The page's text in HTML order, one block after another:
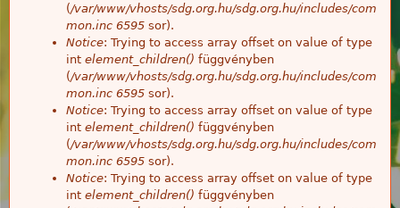
(/var/www/vhosts/sdg.org.hu/sdg.org.hu/includes/com
mon.inc 6595 sor).
Notice: Trying to access array offset on value of type
int element_children() függvényben
(/var/www/vhosts/sdg.org.hu/sdg.org.hu/includes/com
mon.inc 6595 sor).
Notice: Trying to access array offset on value of type
int element_children() függvényben
(/var/www/vhosts/sdg.org.hu/sdg.org.hu/includes/com
mon.inc 6595 sor).
Notice: Trying to access array offset on value of type
int element_children() függvényben